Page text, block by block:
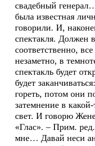
свадебный
была известная
говорили. И,
спектакля. Должен
соответственно,
незаметно, в
спектакль будет
будет
гореть, потом они
затемнение в
свет. И говорю Жене
«Глас». – Прим.
мне… Давай неси